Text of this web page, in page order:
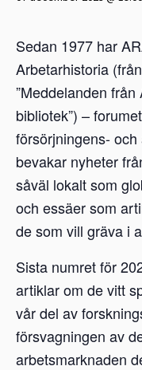
Sedan 1977 har
Arbetarhistoria
”Meddelanden
bibliotek”) –
försörjningens-
bevakar nyheter
såväl lokalt som
och essäer som
de som vill gräva i
Sista numret för
artiklar om de vitt
vår del av
försvagningen av
arbetsmarknaden